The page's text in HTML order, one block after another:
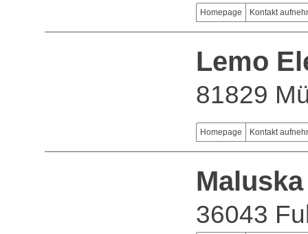
Homepage Kontakt
Lemo
81829
Homepage Kontakt
36043